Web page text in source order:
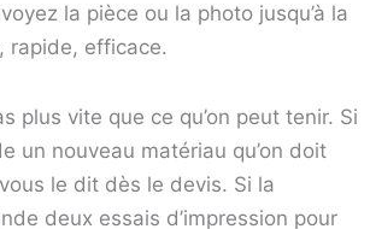
la pièce ou la photo jusqu’à la
rapide, efficace.
plus vite que ce qu’on peut tenir. Si
un nouveau matériau qu’on doit
le dit dès le devis. Si la
deux essais d’impression pour